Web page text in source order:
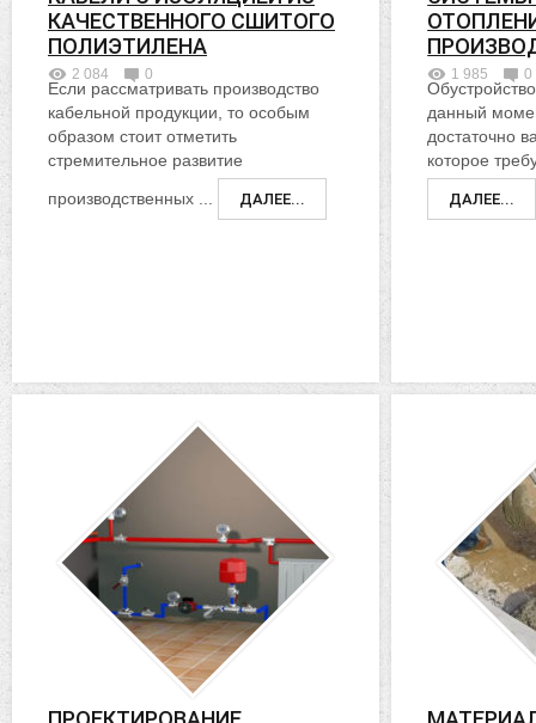
КАЧЕСТВЕННОГО СШИТОГО
ПОЛИЭТИЛЕНА
2 084 0
Если рассматривать производство
кабельной продукции, то особым
образом стоит отметить
стремительное развитие
производственных ...
ДАЛЕЕ...
1 985 0
данный
достаточно
которое
ДАЛЕЕ...